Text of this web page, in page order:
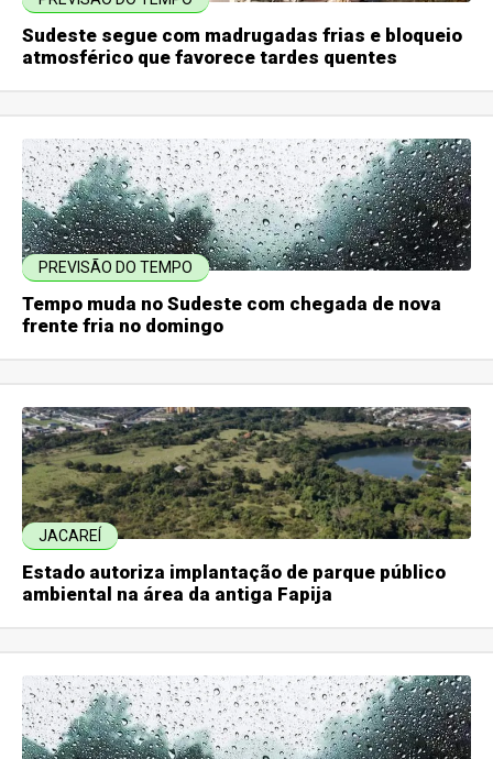
Sudeste segue com madrugadas frias e bloqueio
atmosférico que favorece tardes quentes
PREVISÃO DO TEMPO
Tempo muda no Sudeste com chegada de nova
frente fria no domingo
JACAREÍ
Estado autoriza implantação de parque público
ambiental na área da antiga Fapija